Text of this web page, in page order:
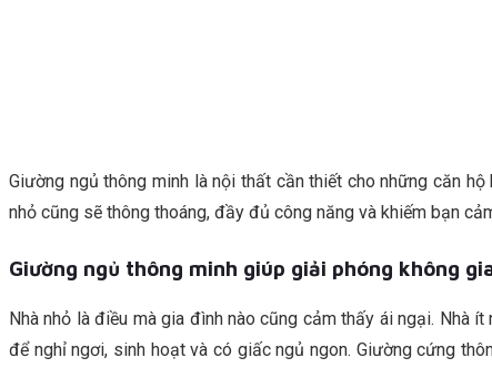
Giường ngủ thông minh là nội thất cần thiết cho những căn
nhỏ cũng sẽ thông thoáng, đầy đủ công năng và khiếm bạn
Giường ngủ thông minh giúp giải phóng không
Nhà nhỏ là điều mà gia đình nào cũng cảm thấy ái ngại. Nhà
để nghỉ ngơi, sinh hoạt và có giấc ngủ ngon. Giường cứng